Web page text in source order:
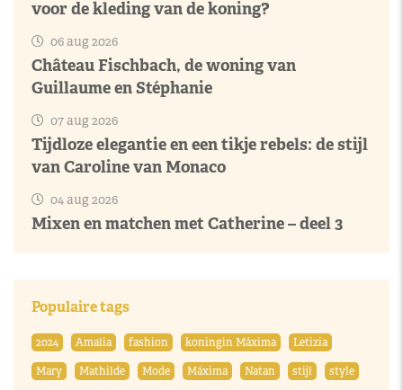
voor de kleding van de koning?
06 aug 2026
Château Fischbach, de woning van
Guillaume en Stéphanie
07 aug 2026
Tijdloze elegantie en een tikje rebels: de stijl
van Caroline van Monaco
04 aug 2026
Mixen en matchen met Catherine – deel 3
Populaire tags
2024 Amalia fashion koningin Máxima
Letizia
Mary
Mathilde Mode Máxima Natan stijl style